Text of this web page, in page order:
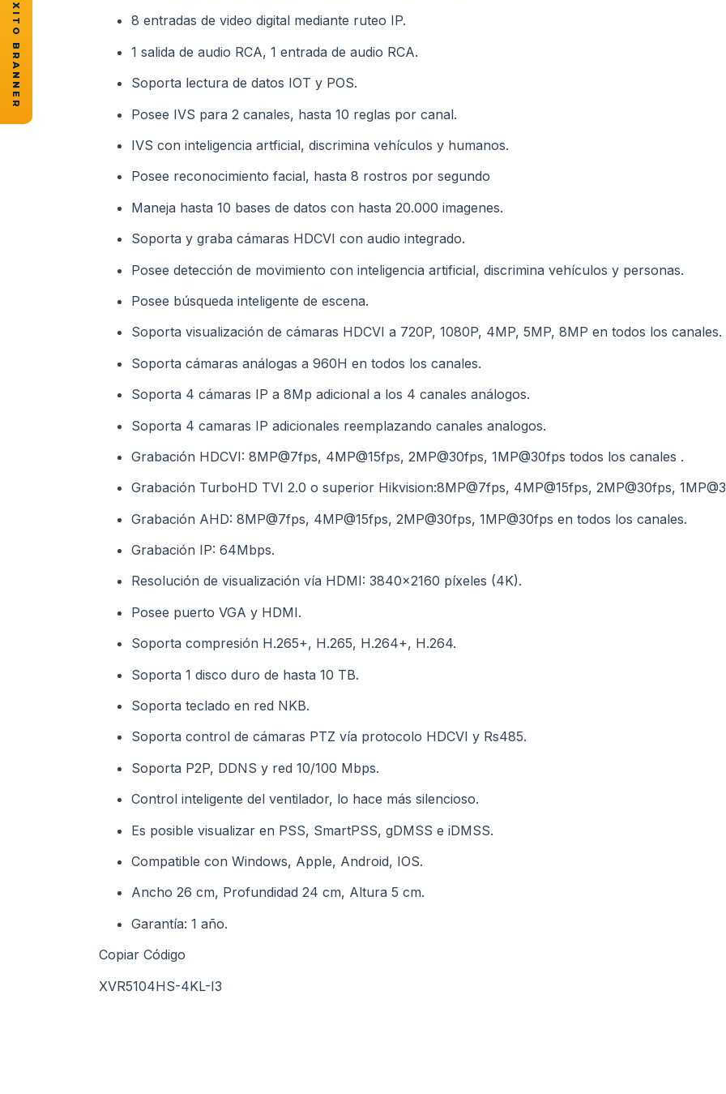
8 entradas de video digital mediante ruteo IP.
1 salida de audio RCA, 1 entrada de audio RCA.
Soporta lectura de datos IOT y POS.
Posee IVS para 2 canales, hasta 10 reglas por canal.
IVS con inteligencia artficial, discrimina vehículos y humanos.
Posee reconocimiento facial, hasta 8 rostros por segundo
Maneja hasta 10 bases de datos con hasta 20.000 imagenes.
Soporta y graba cámaras HDCVI con audio integrado.
Posee detección de movimiento con inteligencia artificial, discrimina vehículos y personas.
Posee búsqueda inteligente de escena.
Soporta visualización de cámaras HDCVI a 720P, 1080P, 4MP, 5MP, 8MP en todos los canales.
Soporta cámaras análogas a 960H en todos los canales.
Soporta 4 cámaras IP a 8Mp adicional a los 4 canales análogos.
Soporta 4 camaras IP adicionales reemplazando canales analogos.
Grabación HDCVI: 8MP@7fps, 4MP@15fps, 2MP@30fps, 1MP@30fps todos los canales .
Grabación TurboHD TVI 2.0 o superior Hikvision:8MP@7fps, 4MP@15fps, 2MP@30fps,
Grabación AHD: 8MP@7fps, 4MP@15fps, 2MP@30fps, 1MP@30fps en todos los canales.
Grabación IP: 64Mbps.
Resolución de visualización vía HDMI: 3840×2160 píxeles (4K).
Posee puerto VGA y HDMI.
Soporta compresión H.265+, H.265, H.264+, H.264.
Soporta 1 disco duro de hasta 10 TB.
Soporta teclado en red NKB.
Soporta control de cámaras PTZ vía protocolo HDCVI y Rs485.
Soporta P2P, DDNS y red 10/100 Mbps.
Control inteligente del ventilador, lo hace más silencioso.
Es posible visualizar en PSS, SmartPSS, gDMSS e iDMSS.
Compatible con Windows, Apple, Android, IOS.
Ancho 26 cm, Profundidad 24 cm, Altura 5 cm.
Garantía: 1 año.
Copiar Código
XVR5104HS-4KL-I3